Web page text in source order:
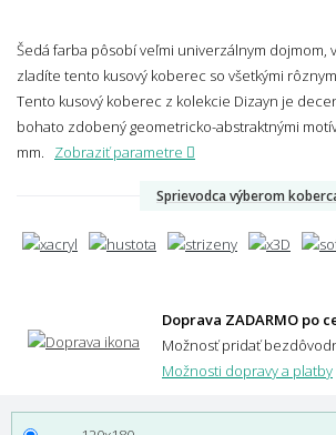
Šedá farba pôsobí veľmi univerzálnym dojmom,
zladíte tento kusový koberec so všetkými
Tento kusový koberec z kolekcie Dizayn je
bohato zdobený geometricko-abstraktnými
mm.
Zobraziť parametre
Sprievodca výberom
Doprava ZADARMO po
Možnosť pridať
Možnosti dopravy a platby